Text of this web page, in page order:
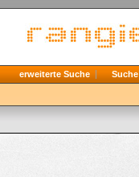
erweiterte Suche Suche